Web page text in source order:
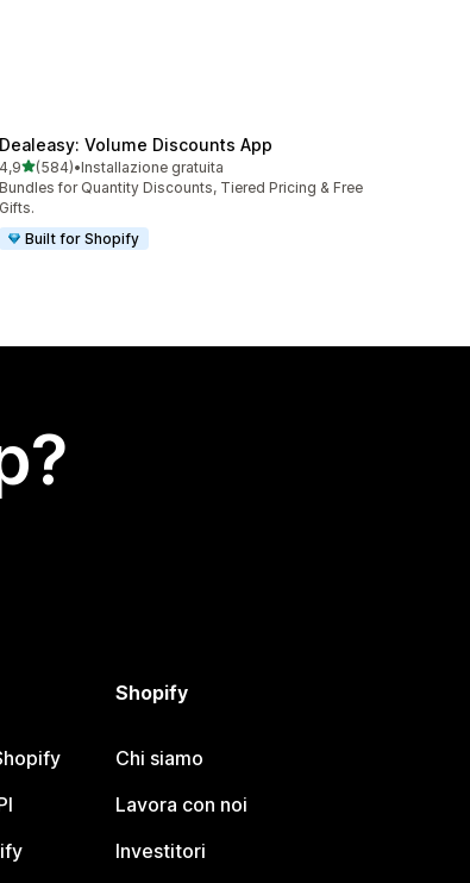
Dealeasy: Volume Discounts App
4,9stelle su 5
(584)
recensioni totali
•Installazione gratuita
Bundles for Quantity Discounts, Tiered Pricing & Free
Gifts.
Built for Shopify
Shopify
Chi siamo
Lavora con noi
Investitori